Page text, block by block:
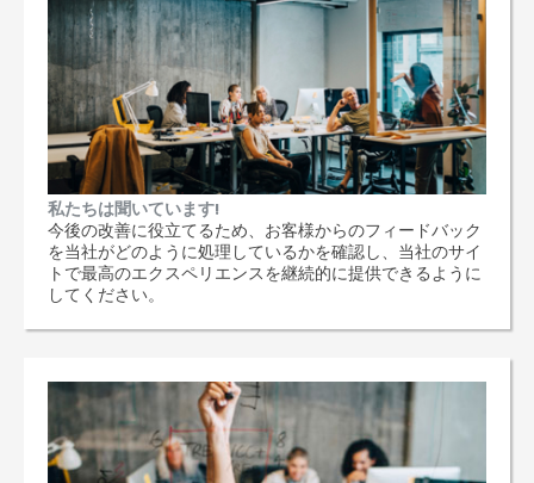
私たちは聞いています!
今後の改善に役立てるため、お客様からのフィードバック
を当社がどのように処理しているかを確認し、当社のサイ
トで最高のエクスペリエンスを継続的に提供できるように
してください。